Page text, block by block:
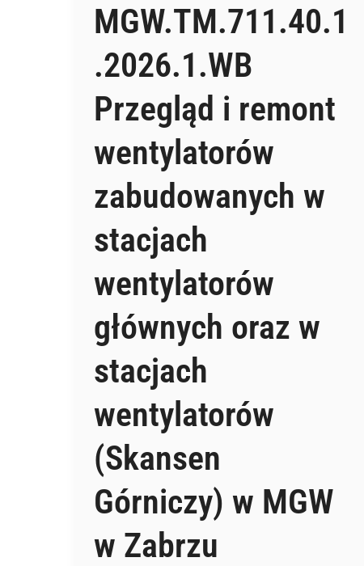
MGW.TM.711.40.1
.2026.1.WB
Przegląd i remont
wentylatorów
zabudowanych w
stacjach
wentylatorów
głównych oraz w
stacjach
wentylatorów
(Skansen
Górniczy) w MGW
w Zabrzu